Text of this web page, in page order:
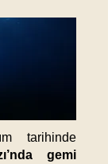
tarihinde
gemi